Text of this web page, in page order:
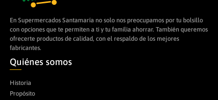
En Supermercados Santamaría no solo nos preocupamos por tu bolsillo
con opciones que te permiten a ti y tu familia ahorrar. También queremos
ofrecerte productos de calidad, con el respaldo de los mejores
fabricantes.
Quiénes somos
Historia
Propósito